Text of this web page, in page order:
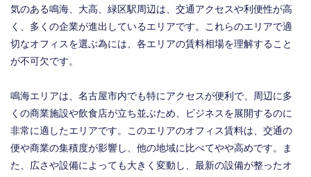
気のある鳴海、大高、緑区駅周辺は、交通アクセスや利便性が高
く、多くの企業が進出しているエリアです。これらのエリアで適
切なオフィスを選ぶ為には、各エリアの賃料相場を理解すること
が不可欠です。
鳴海エリアは、名古屋市内でも特にアクセスが便利で、周辺に多
くの商業施設や飲食店が立ち並ぶため、ビジネスを展開するのに
非常に適したエリアです。このエリアのオフィス賃料は、交通の
便や商業の集積度が影響し、他の地域に比べてやや高めです。ま
た、広さや設備によっても大きく変動し、最新の設備が整ったオ